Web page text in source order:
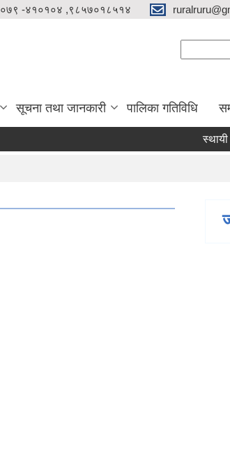
०७९ -४१०१०४ ,९८५७०१८५१४
सूचना तथा जानकारी पालिका गतिविधि
स्थायी